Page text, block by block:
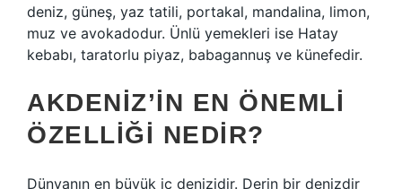
deniz, güneş, yaz tatili, portakal, mandalina, limon,
muz ve avokadodur. Ünlü yemekleri ise Hatay
kebabı, taratorlu piyaz, babagannuş ve künefedir.
AKDENIZ’IN EN ÖNEMLI
ÖZELLIĞI NEDIR?
Dünyanın en büyük iç denizidir. Derin bir denizdir